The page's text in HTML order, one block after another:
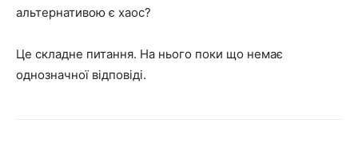
альтернативою є хаос?
Це складне питання. На нього поки що немає
однозначної відповіді.